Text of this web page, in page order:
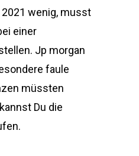
wenig, musst
einer
Jp morgan
faule
müssten
Du die